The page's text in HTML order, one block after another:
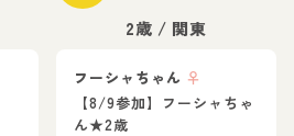
2歳 / 関東
フーシャちゃん ♀
【8/9参加】フーシャちゃ
ん★2歳